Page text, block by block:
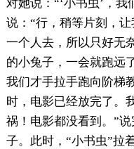
对她说：“‘小书虫’，
说：“行，稍等片刻，
一个人去，所以只好无
的小兔子，一会就跑远
我们才手拉手跑向阶梯
时，电影已经放完了。
祸！电影都没看到。”
子。此时，“小书虫”拉